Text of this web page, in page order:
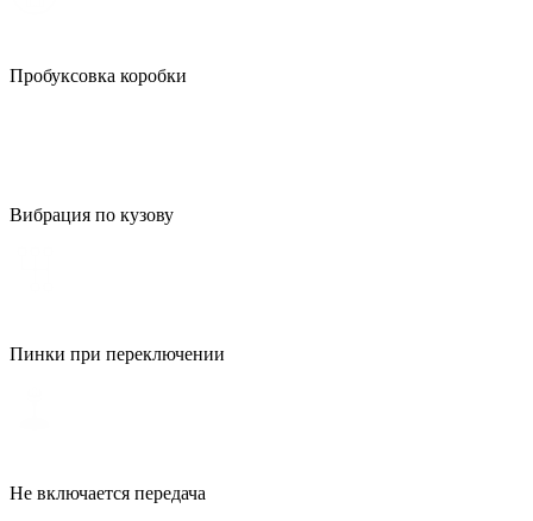
Пробуксовка коробки
Вибрация по кузову
Пинки при переключении
Не включается передача